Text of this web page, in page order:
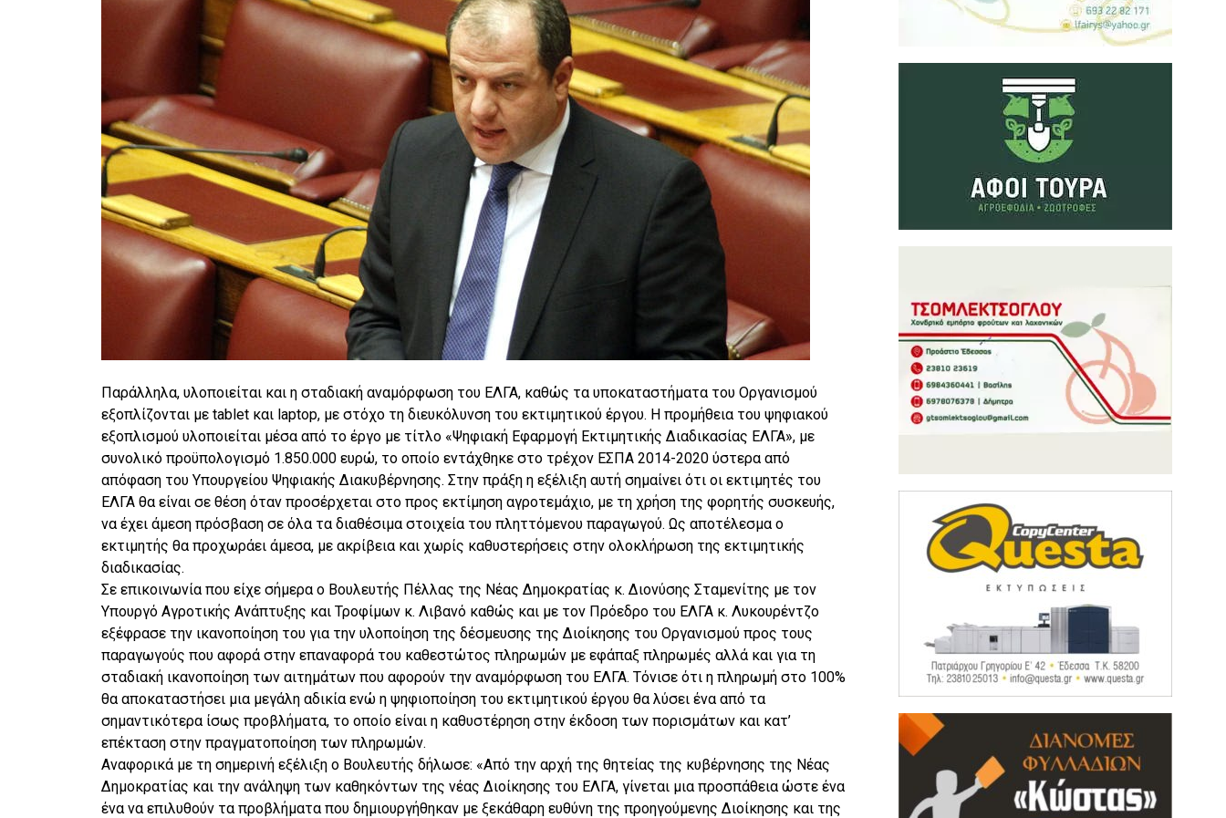
Παράλληλα, υλοποιείται και η σταδιακή αναμόρφωση του ΕΛΓΑ, καθώς τα υποκαταστήματα του Οργανισμού
εξοπλίζονται με tablet και laptop, με στόχο τη διευκόλυνση του εκτιμητικού έργου. Η προμήθεια του ψηφιακού
εξοπλισμού υλοποιείται μέσα από το έργο με τίτλο «Ψηφιακή Εφαρμογή Εκτιμητικής Διαδικασίας ΕΛΓΑ», με
συνολικό προϋπολογισμό 1.850.000 ευρώ, το οποίο εντάχθηκε στο τρέχον ΕΣΠΑ 2014-2020 ύστερα από
απόφαση του Υπουργείου Ψηφιακής Διακυβέρνησης. Στην πράξη η εξέλιξη αυτή σημαίνει ότι οι εκτιμητές του
ΕΛΓΑ θα είναι σε θέση όταν προσέρχεται στο προς εκτίμηση αγροτεμάχιο, με τη χρήση της φορητής συσκευής,
να έχει άμεση πρόσβαση σε όλα τα διαθέσιμα στοιχεία του πληττόμενου παραγωγού. Ως αποτέλεσμα ο
εκτιμητής θα προχωράει άμεσα, με ακρίβεια και χωρίς καθυστερήσεις στην ολοκλήρωση της εκτιμητικής
διαδικασίας.
Σε επικοινωνία που είχε σήμερα ο Βουλευτής Πέλλας της Νέας Δημοκρατίας κ. Διονύσης Σταμενίτης με τον
Υπουργό Αγροτικής Ανάπτυξης και Τροφίμων κ. Λιβανό καθώς και με τον Πρόεδρο του ΕΛΓΑ κ. Λυκουρέντζο
εξέφρασε την ικανοποίηση του για την υλοποίηση της δέσμευσης της Διοίκησης του Οργανισμού προς τους
παραγωγούς που αφορά στην επαναφορά του καθεστώτος πληρωμών με εφάπαξ πληρωμές αλλά και για τη
σταδιακή ικανοποίηση των αιτημάτων που αφορούν την αναμόρφωση του ΕΛΓΑ. Τόνισε ότι η πληρωμή στο 100%
θα αποκαταστήσει μια μεγάλη αδικία ενώ η ψηφιοποίηση του εκτιμητικού έργου θα λύσει ένα από τα
σημαντικότερα ίσως προβλήματα, το οποίο είναι η καθυστέρηση στην έκδοση των πορισμάτων και κατ’
επέκταση στην πραγματοποίηση των πληρωμών.
Αναφορικά με τη σημερινή εξέλιξη ο Βουλευτής δήλωσε: «Από την αρχή της θητείας της κυβέρνησης της Νέας
Δημοκρατίας και την ανάληψη των καθηκόντων της νέας Διοίκησης του ΕΛΓΑ, γίνεται μια προσπάθεια ώστε ένα
ένα να επιλυθούν τα προβλήματα που δημιουργήθηκαν με ξεκάθαρη ευθύνη της προηγούμενης Διοίκησης και της